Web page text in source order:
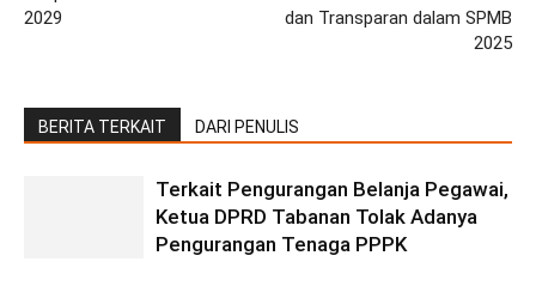
2029
dan Transparan dalam SPMB
2025
BERITA TERKAIT DARI PENULIS
Terkait Pengurangan Belanja Pegawai,
Ketua DPRD Tabanan Tolak Adanya
Pengurangan Tenaga PPPK